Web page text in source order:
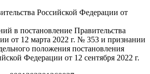
Российской Федерации от
в постановление Правительства
от 12 марта 2022 г. № 353 и признании
положения постановления
Федерации от 12 сентября 2022 г.